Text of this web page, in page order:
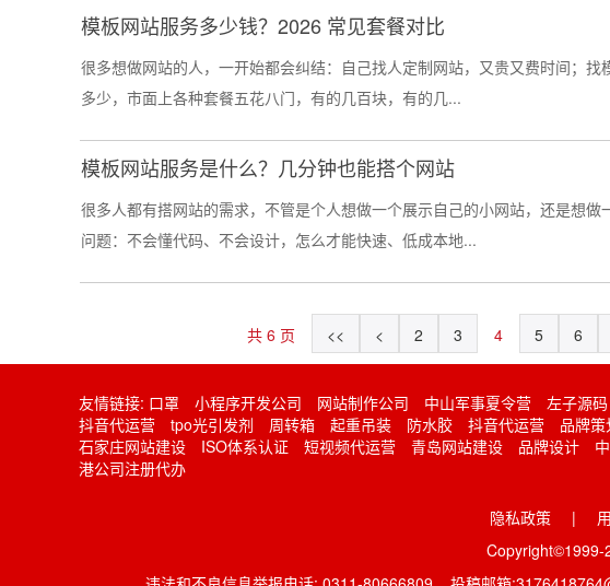
模板网站服务多少钱？2026 常见套餐对比
很多想做网站的人，一开始都会纠结：自己找人定制网站，又贵又费时间；
多少，市面上各种套餐五花八门，有的几百块，有的几...
模板网站服务是什么？几分钟也能搭个网站
很多人都有搭网站的需求，不管是个人想做一个展示自己的小网站，还是想
问题：不会懂代码、不会设计，怎么才能快速、低成本地...
共 6 页 << < 2 3 4 5 6
友情链接: 口罩 小程序开发公司 网站制作公司 中山军事夏令营 左子源码
抖音代运营
tpo光引发剂 周转箱 起重吊装 防水胶 抖音代运营 品牌策
石家庄网站建设
ISO体系认证 短视频代运营 青岛网站建设 品牌设计
港公司注册代办
隐私政策 |
Copyright©1999-